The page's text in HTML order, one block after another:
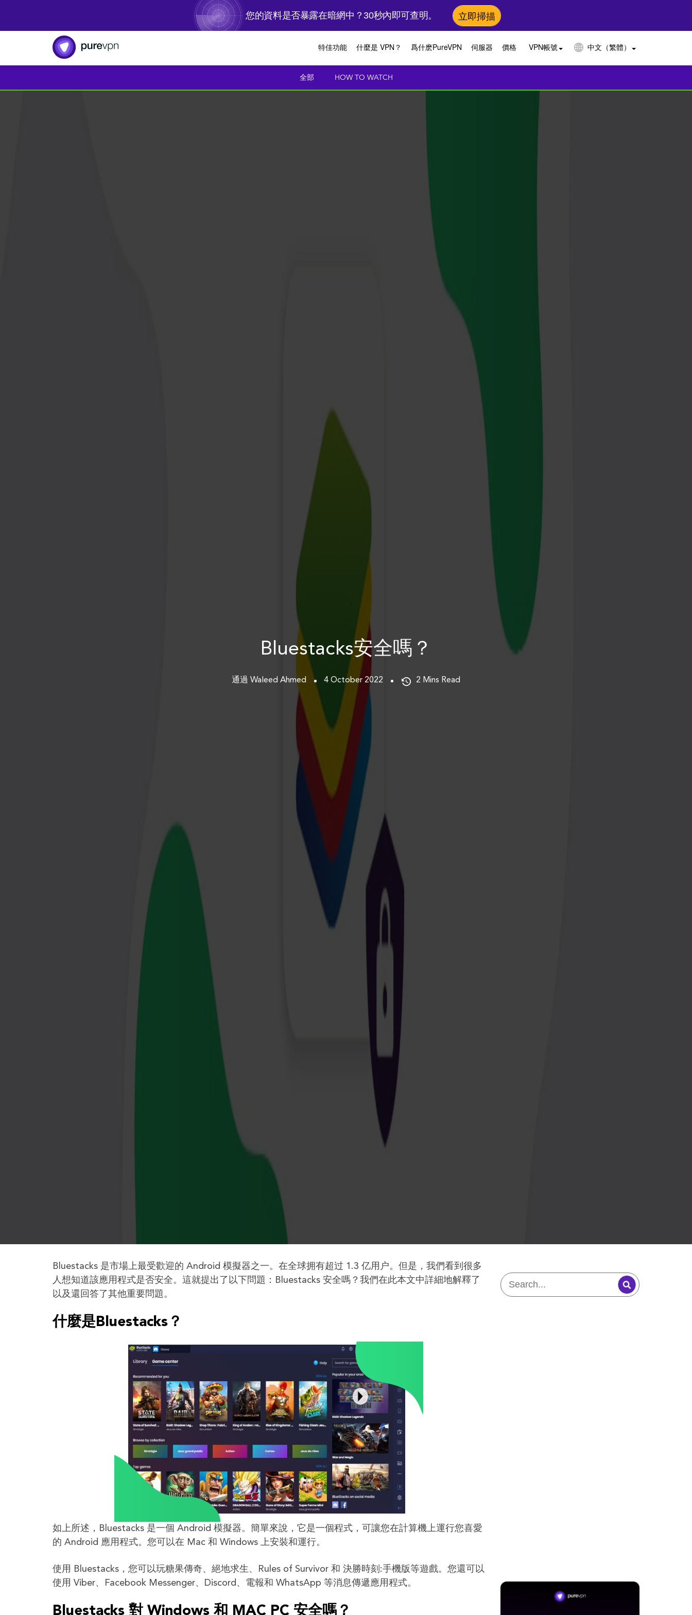
您的資料是否暴露在暗網中？30秒內即可查明。 立即掃描
特佳功能 什麼是 VPN？ 爲什麽PureVPN 伺服器 價格 VPN帳號 中文（繁體）
全部 HOW TO WATCH
Bluestacks安全嗎？
通過 Waleed Ahmed 4 October 2022 2 Mins Read
Bluestacks 是市場上最受歡迎的 Android 模擬器之一。在全球拥有超过 1.3 亿用户。但是，我們看到很多
人想知道該應用程式是否安全。這就提出了以下問題：Bluestacks 安全嗎？我們在此本文中詳細地解釋了
以及還回答了其他重要問題。
什麼是Bluestacks？
如上所述，Bluestacks 是一個 Android 模擬器。簡單來說，它是一個程式，可讓您在計算機上運行您喜愛
的 Android 應用程式。您可以在 Mac 和 Windows 上安裝和運行。
使用 Bluestacks，您可以玩糖果傳奇、絕地求生、Rules of Survivor 和 決勝時刻:手機版等遊戲。您還可以
使用 Viber、Facebook Messenger、Discord、電報和 WhatsApp 等消息傳遞應用程式。
Bluestacks 對 Windows 和 MAC PC 安全嗎？